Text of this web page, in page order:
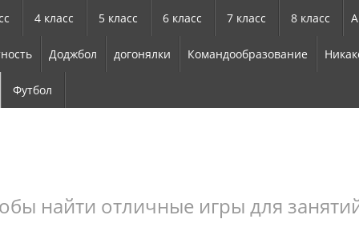
4 класс 5 класс 6 класс 7 класс 8 класс
Доджбол догонялки Командообразование
Футбол
найти отличные игры для